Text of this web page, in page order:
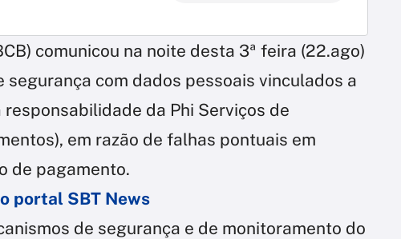
comunicou na noite desta 3ª feira (22.ago)
segurança com dados pessoais vinculados a
da Phi Serviços de
em razão de falhas pontuais em
de pagamento.
portal SBT News
de segurança e de monitoramento do